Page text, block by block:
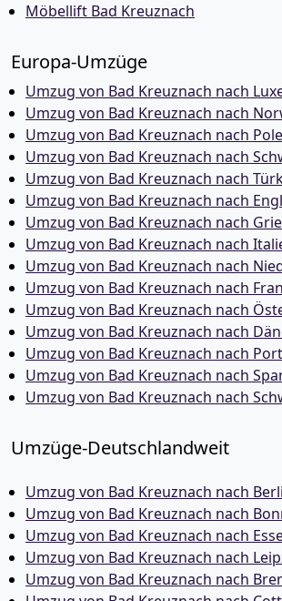
Möbellift Bad Kreuznach
Europa-Umzüge
Umzug von Bad Kreuznach nach
Umzug von Bad Kreuznach nach
Umzug von Bad Kreuznach nach
Umzug von Bad Kreuznach nach
Umzug von Bad Kreuznach nach
Umzug von Bad Kreuznach nach
Umzug von Bad Kreuznach nach
Umzug von Bad Kreuznach nach
Umzug von Bad Kreuznach nach
Umzug von Bad Kreuznach nach
Umzug von Bad Kreuznach nach
Umzug von Bad Kreuznach nach
Umzug von Bad Kreuznach nach
Umzug von Bad Kreuznach nach
Umzug von Bad Kreuznach nach
Umzüge-Deutschlandweit
Umzug von Bad Kreuznach nach
Umzug von Bad Kreuznach nach
Umzug von Bad Kreuznach nach
Umzug von Bad Kreuznach nach
Umzug von Bad Kreuznach nach